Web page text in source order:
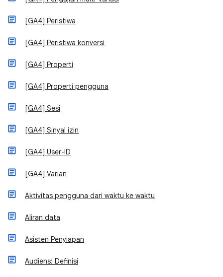
[GA4] Peristiwa
[GA4] Peristiwa konversi
[GA4] Properti
[GA4] Properti pengguna
[GA4] Sesi
[GA4] Sinyal izin
[GA4] User-ID
[GA4] Varian
Aktivitas pengguna dari waktu ke waktu
Aliran data
Asisten Penyiapan
Audiens: Definisi